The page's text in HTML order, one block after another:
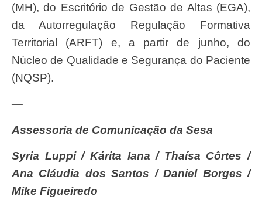
(MH), do Escritório de Gestão de Altas (EGA),
da Autorregulação Regulação Formativa
Territorial (ARFT) e, a partir de junho, do
Núcleo de Qualidade e Segurança do Paciente
(NQSP).
—
Assessoria de Comunicação da Sesa
Syria Luppi / Kárita Iana / Thaísa Côrtes /
Ana Cláudia dos Santos / Daniel Borges /
Mike Figueiredo